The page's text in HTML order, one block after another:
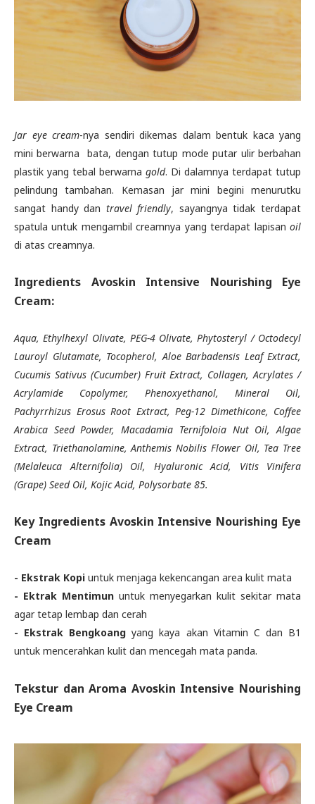
Jar eye cream-nya sendiri dikemas dalam bentuk kaca yang
mini berwarna bata, dengan tutup mode putar ulir berbahan
plastik yang tebal berwarna gold. Di dalamnya terdapat tutup
pelindung tambahan. Kemasan jar mini begini menurutku
sangat handy dan travel friendly, sayangnya tidak terdapat
spatula untuk mengambil creamnya yang terdapat lapisan oil
di atas creamnya.
Ingredients Avoskin Intensive Nourishing Eye
Cream:
Aqua, Ethylhexyl Olivate, PEG-4 Olivate, Phytosteryl / Octodecyl
Lauroyl Glutamate, Tocopherol, Aloe Barbadensis Leaf Extract,
Cucumis Sativus (Cucumber) Fruit Extract, Collagen, Acrylates /
Acrylamide Copolymer, Phenoxyethanol, Mineral Oil,
Pachyrrhizus Erosus Root Extract, Peg-12 Dimethicone, Coffee
Arabica Seed Powder, Macadamia Ternifoloia Nut Oil, Algae
Extract, Triethanolamine, Anthemis Nobilis Flower Oil, Tea Tree
(Melaleuca Alternifolia) Oil, Hyaluronic Acid, Vitis Vinifera
(Grape) Seed Oil, Kojic Acid, Polysorbate 85.
Key Ingredients Avoskin Intensive Nourishing Eye
Cream
- Ekstrak Kopi untuk menjaga kekencangan area kulit mata
- Ektrak Mentimun untuk menyegarkan kulit sekitar mata
agar tetap lembap dan cerah
- Ekstrak Bengkoang yang kaya akan Vitamin C dan B1
untuk mencerahkan kulit dan mencegah mata panda.
Tekstur dan Aroma Avoskin Intensive Nourishing
Eye Cream